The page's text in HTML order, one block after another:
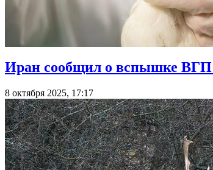
Иран сообщил о вспышке
8 октября 2025, 17:17